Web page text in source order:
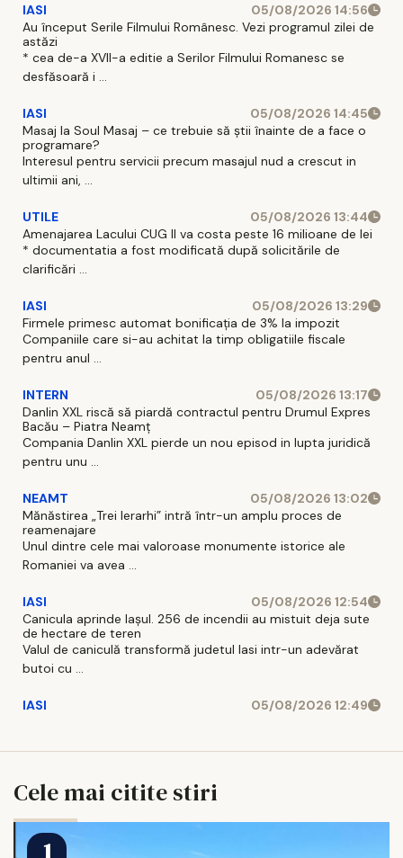
IASI
05/08/2026 14:56
Au început Serile Filmului Românesc. Vezi programul zilei de
astăzi
* cea de-a XVII-a editie a Serilor Filmului Romanesc se
desfăsoară i ...
IASI
05/08/2026 14:45
Masaj la Soul Masaj – ce trebuie să știi înainte de a face o
programare?
Interesul pentru servicii precum masajul nud a crescut in
ultimii ani, ...
UTILE
05/08/2026 13:44
Amenajarea Lacului CUG II va costa peste 16 milioane de lei
* documentatia a fost modificată după solicitările de
clarificări ...
IASI
05/08/2026 13:29
Firmele primesc automat bonificația de 3% la impozit
Companiile care si-au achitat la timp obligatiile fiscale
pentru anul ...
INTERN
05/08/2026 13:17
Danlin XXL riscă să piardă contractul pentru Drumul Expres
Bacău – Piatra Neamț
Compania Danlin XXL pierde un nou episod in lupta juridică
pentru unu ...
NEAMT
05/08/2026 13:02
Mănăstirea „Trei Ierarhi” intră într-un amplu proces de
reamenajare
Unul dintre cele mai valoroase monumente istorice ale
Romaniei va avea ...
IASI
05/08/2026 12:54
Canicula aprinde Iașul. 256 de incendii au mistuit deja sute
de hectare de teren
Valul de caniculă transformă judetul Iasi intr-un adevărat
butoi cu ...
IASI 05/08/2026 12:49
Cele mai citite stiri